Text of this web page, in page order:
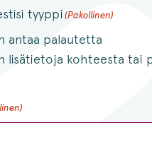
tyyppi(Pakollinen)
antaa palautetta
lisätietoja kohteesta tai